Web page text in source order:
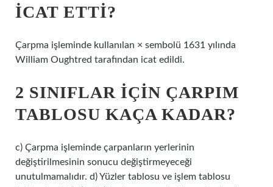
ICAT ETTI?
Çarpma işleminde kullanılan × sembolü 1631 yılında
William Oughtred tarafından icat edildi.
2 SINIFLAR IÇIN ÇARPIM
TABLOSU KAÇA KADAR?
c) Çarpma işleminde çarpanların yerlerinin
değiştirilmesinin sonucu değiştirmeyeceği
unutulmamalıdır. d) Yüzler tablosu ve işlem tablosu